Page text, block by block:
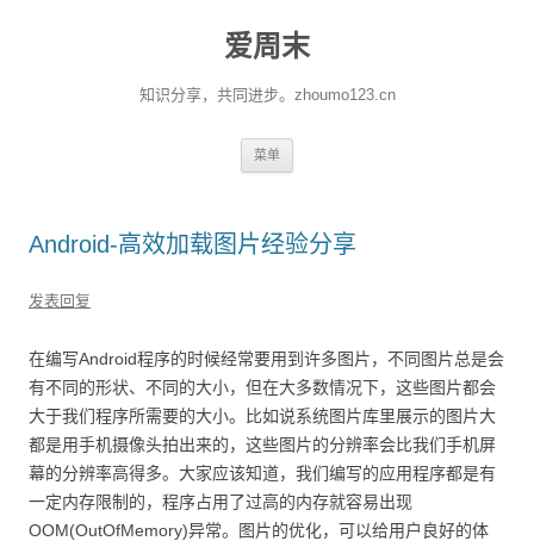
爱周末
知识分享，共同进步。zhoumo123.cn
菜单
Android-高效加载图片经验分享
发表回复
在编写Android程序的时候经常要用到许多图片，不同图片总是会
有不同的形状、不同的大小，但在大多数情况下，这些图片都会
大于我们程序所需要的大小。比如说系统图片库里展示的图片大
都是用手机摄像头拍出来的，这些图片的分辨率会比我们手机屏
幕的分辨率高得多。大家应该知道，我们编写的应用程序都是有
一定内存限制的，程序占用了过高的内存就容易出现
OOM(OutOfMemory)异常。图片的优化，可以给用户良好的体